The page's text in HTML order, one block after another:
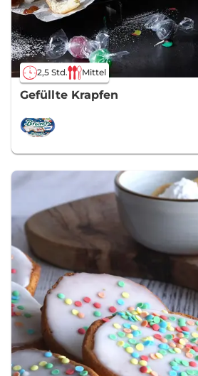
2,5 Std. Mittel
Gefüllte Krapfen